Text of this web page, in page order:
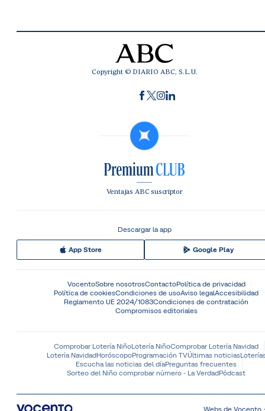
Copyright © DIARIO ABC, S.L.U.
Ventajas ABC suscriptor
Descargar la app
App Store Google Play
VocentoSobre nosotrosContactoPolítica de privacidad
Política de cookiesCondiciones de usoAviso legalAccesibilidad
Reglamento UE 2024/1083Condiciones de contratación
Compromisos editoriales
Comprobar Lotería NiñoLotería NiñoComprobar Lotería Navidad
Lotería NavidadHoróscopoProgramación TVÚltimas noticias
Escucha las noticias del díaPreguntas frecuentes
Sorteo del Niño comprobar número - La VerdadPódcast
Webs de Vocento